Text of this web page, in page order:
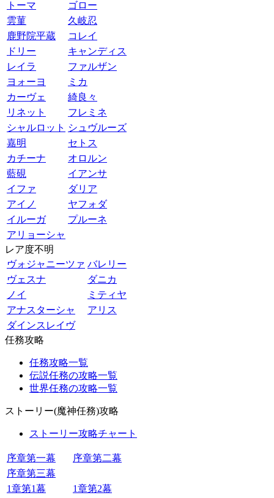
トーマ
ゴロー
雲菫
久岐忍
鹿野院平蔵
コレイ
ドリー
キャンディス
レイラ
ファルザン
ヨォーヨ
ミカ
カーヴェ
綺良々
リネット
フレミネ
シャルロット シュヴルーズ
嘉明
セトス
カチーナ
オロルン
藍硯
イアンサ
イファ
ダリア
アイノ
ヤフォダ
イルーガ
プルーネ
アリョーシャ
レア度不明
ヴォジャニーツァ バレリー
ヴェスナ
ダニカ
ノイ
ミティヤ
アナスターシャ
アリス
ダインスレイヴ
任務攻略
任務攻略一覧
伝説任務の攻略一覧
世界任務の攻略一覧
ストーリー(魔神任務)攻略
ストーリー攻略チャート
序章第一幕
序章第二幕
序章第三幕
1章第1幕
1章第2幕